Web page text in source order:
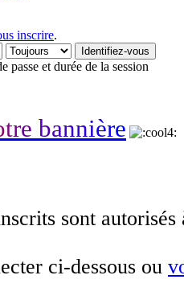
inscrire.
et durée de la session
tre bannière
sont autorisés
ci-dessous ou